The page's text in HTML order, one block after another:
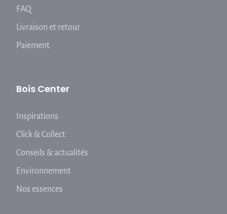
FAQ
Livraison et retour
Paiement
Bois Center
Inspirations
Click & Collect
Conseils & actualités
Environnement
Nos essences